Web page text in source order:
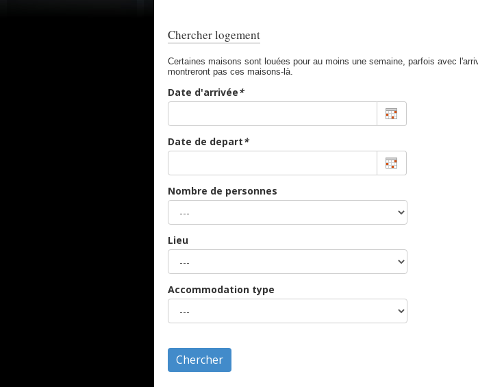
Chercher logement
Certaines maisons sont louées pour au moins une semaine, parfois avec
montreront pas ces maisons-là.
Date d'arrivée*
Date de depart*
Nombre de personnes
Lieu
Accommodation type